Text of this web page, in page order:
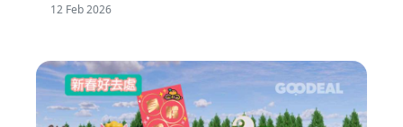
12 Feb 2026